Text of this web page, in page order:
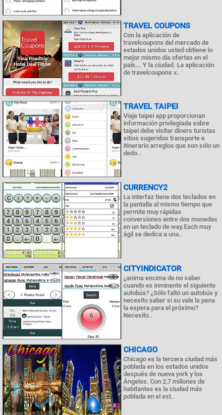
TRAVEL COUPONS
Con la aplicación de
travelcoupons del mercado de
estados unidos usted obtiene lo
mejor mismo día ofertas en el
país... Y la ciudad. La aplicación
de travelcoupons v..
TRAVEL TAIPEI
Viaje taipei app proporcionan
información privilegiada sobre
taipei debe visitar diners turistas
sitios sugeridos transporte e
itinerario arreglos que son sólo un
dedo..
CURRENCY2
La interfaz tiene dos teclados en
la pantalla al mismo tiempo que
permite muy rápidas
conversiones entre dos monedas
en un teclado de way.Each muy
ágil se dedica a una..
CITYINDICATOR
¿anima encima de no saber
cuando es inminente el siguiente
autobús? ¿Sólo faltó un autobús y
necesito saber si su vale la pena
la espera para el próximo?
Necesito..
CHICAGO
Chicago es la tercera ciudad más
poblada en los estados unidos
después de nueva york y los
Ángeles. Con 2,7 millones de
habitantes es la ciudad más
poblada en el est..